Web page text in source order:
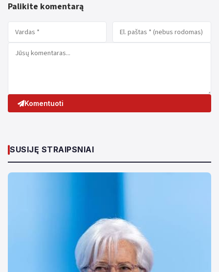
Palikite komentarą
Komentuoti
SUSIJĘ STRAIPSNIAI